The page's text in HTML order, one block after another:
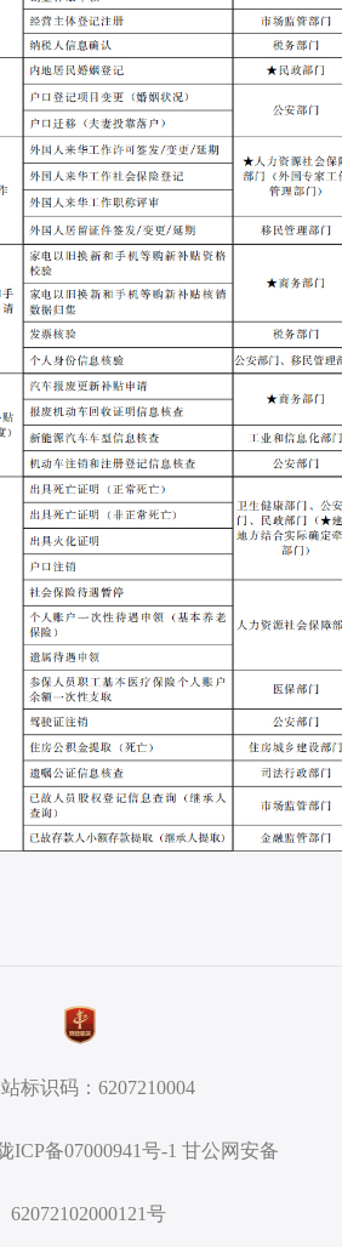
标识码：6207210004
ICP备07000941号-1 甘公网安备
62072102000121号